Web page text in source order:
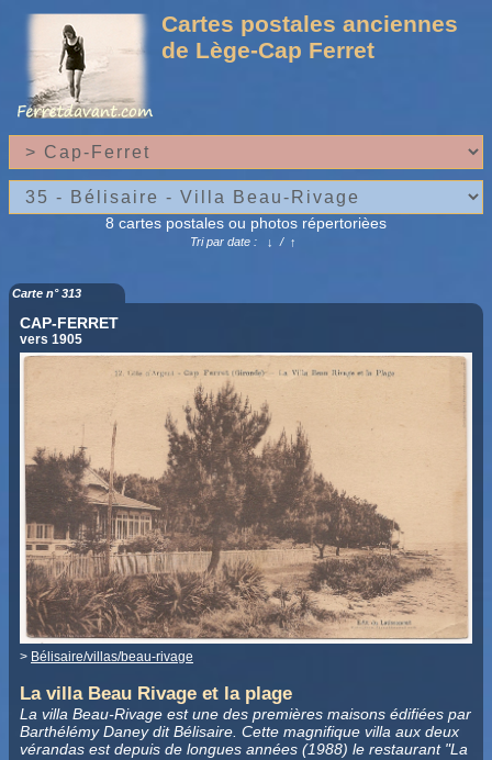
Cartes postales anciennes
de Lège-Cap Ferret
8 cartes postales ou photos répertorièes
Tri par date : ↓ /↑
Carte n° 313
CAP-FERRET
vers 1905
> Bélisaire/villas/beau-rivage
La villa Beau Rivage et la plage
La villa Beau-Rivage est une des premières maisons édifiées par
Barthélémy Daney dit Bélisaire. Cette magnifique villa aux deux
vérandas est depuis de longues années (1988) le restaurant "La